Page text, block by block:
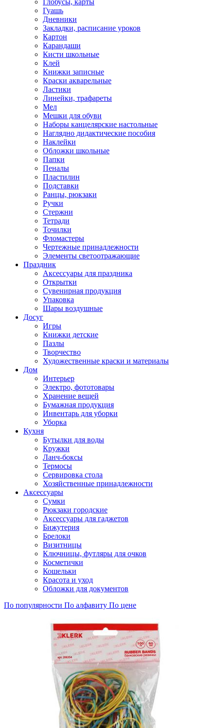
Гуашь
Дневники
Закладки, расписание уроков
Картон
Карандаши
Кисти школьные
Клей
Книжки записные
Краски акварельные
Ластики
Линейки, трафареты
Мел
Мешки для обуви
Наборы канцелярские настольные
Наглядно дидактические пособия
Наклейки
Обложки школьные
Папки
Пеналы
Пластилин
Подставки
Ранцы, рюкзаки
Ручки
Стержни
Тетради
Точилки
Фломастеры
Чертежные принадлежности
Элементы светоотражающие
Праздник
Аксессуары для праздника
Открытки
Сувенирная продукция
Упаковка
Шары воздушные
Досуг
Игры
Книжки детские
Пазлы
Творчество
Художественные краски и материалы
Дом
Интерьер
Электро, фототовары
Хранение вещей
Бумажная продукция
Инвентарь для уборки
Уборка
Кухня
Бутылки для воды
Кружки
Ланч-боксы
Термосы
Сервировка стола
Хозяйственные принадлежности
Аксессуары
Сумки
Рюкзаки городские
Аксессуары для гаджетов
Бижутерия
Брелоки
Визитницы
Ключницы, футляры для очков
Косметички
Кошельки
Красота и уход
Обложки для документов
По популярности По алфавиту По цене